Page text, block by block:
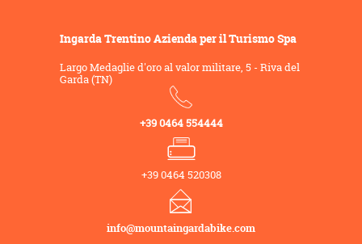
Ingarda Trentino Azienda per il Turismo Spa
Largo Medaglie d'oro al valor militare, 5 - Riva del
Garda (TN)
+39 0464 554444
+39 0464 520308
info@mountaingardabike.com